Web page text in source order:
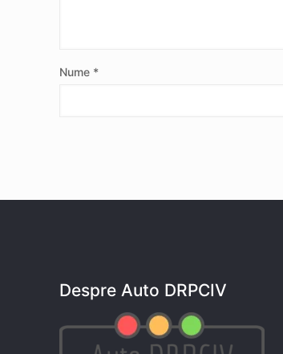
Nume *
Despre Auto DRPCIV